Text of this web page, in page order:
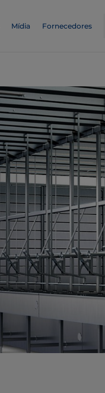
Mídia Fornecedores